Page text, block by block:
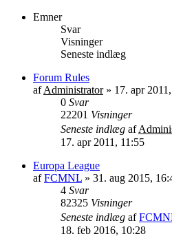
Emner
Svar
Visninger
Seneste indlæg
Forum Rules
afAdministrator» 17. apr
0 Svar
22201 Visninger
Seneste indlæg af
17. apr 2011, 11:55
Europa League
afFCMNL » 31. aug 2015,
4 Svar
82325 Visninger
Seneste indlæg af
18. feb 2016, 10:28